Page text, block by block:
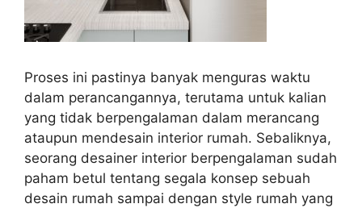
Proses ini pastinya banyak menguras waktu
dalam perancangannya, terutama untuk kalian
yang tidak berpengalaman dalam merancang
ataupun mendesain interior rumah. Sebaliknya,
seorang desainer interior berpengalaman sudah
paham betul tentang segala konsep sebuah
desain rumah sampai dengan style rumah yang